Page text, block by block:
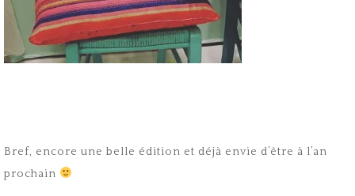
Bref, encore une belle édition et déjà envie d’être à l’an
prochain